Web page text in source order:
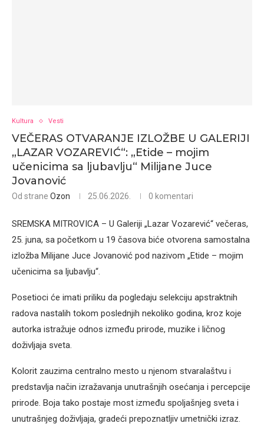
Kultura Vesti
VEČERAS OTVARANJE IZLOŽBE U GALERIJI
„LAZAR VOZAREVIĆ“: „Etide – mojim
učenicima sa ljubavlju“ Milijane Juce
Jovanović
Od strane Ozon 25.06.2026. 0 komentari
SREMSKA MITROVICA – U Galeriji „Lazar Vozarević“ večeras,
25. juna, sa početkom u 19 časova biće otvorena samostalna
izložba Milijane Juce Jovanović pod nazivom „Etide – mojim
učenicima sa ljubavlju“.
Posetioci će imati priliku da pogledaju selekciju apstraktnih
radova nastalih tokom poslednjih nekoliko godina, kroz koje
autorka istražuje odnos između prirode, muzike i ličnog
doživljaja sveta.
Kolorit zauzima centralno mesto u njenom stvaralaštvu i
predstavlja način izražavanja unutrašnjih osećanja i percepcije
prirode. Boja tako postaje most između spoljašnjeg sveta i
unutrašnjeg doživljaja, gradeći prepoznatljiv umetnički izraz.